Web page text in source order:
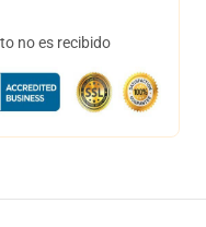
no es recibido